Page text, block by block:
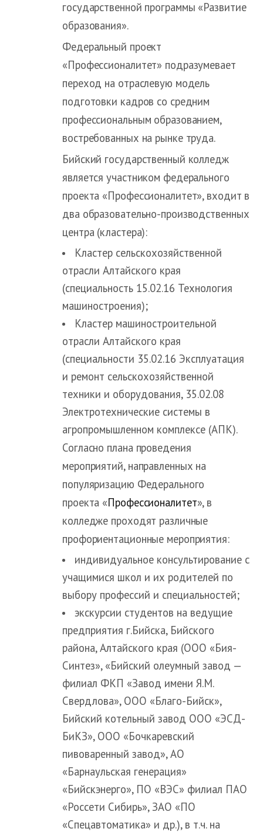
государственной программы «Развитие
образования».
Федеральный проект
«Профессионалитет» подразумевает
переход на отраслевую модель
подготовки кадров со средним
профессиональным образованием,
востребованных на рынке труда.
Бийский государственный колледж
является участником федерального
проекта «Профессионалитет», входит в
два образовательно-производственных
центра (кластера):
Кластер сельскохозяйственной
отрасли Алтайского края
(специальность 15.02.16 Технология
машиностроения);
Кластер машиностроительной
отрасли Алтайского края
(специальности 35.02.16 Эксплуатация
и ремонт сельскохозяйственной
техники и оборудования, 35.02.08
Электротехнические системы в
агропромышленном комплексе (АПК).
Согласно плана проведения
мероприятий, направленных на
популяризацию Федерального
проекта «Профессионалитет», в
колледже проходят различные
профориентационные мероприятия:
индивидуальное консультирование с
учащимися школ и их родителей по
выбору профессий и специальностей;
экскурсии студентов на ведущие
предприятия г.Бийска, Бийского
района, Алтайского края (ООО «Бия-
Синтез», «Бийский олеумный завод —
филиал ФКП «Завод имени Я.М.
Свердлова», ООО «Благо-Бийск»,
Бийский котельный завод ООО «ЭСД-
БиКЗ», ООО «Бочкаревский
пивоваренный завод», АО
«Барнаульская генерация»
«Бийскэнерго», ПО «ВЭС» филиал ПАО
«Россети Сибирь», ЗАО «ПО
«Спецавтоматика» и др.), в т.ч. на